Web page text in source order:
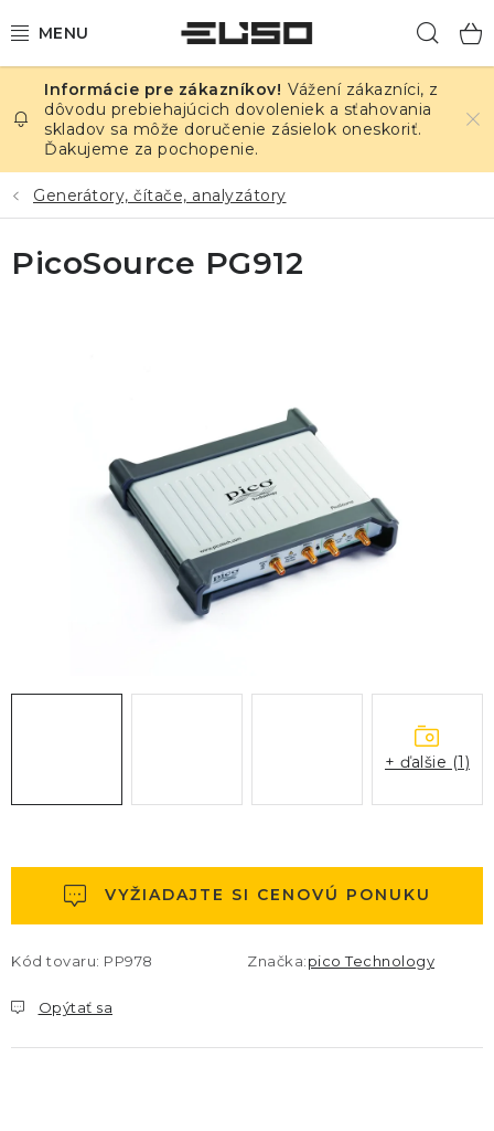
na
ELEKTRINA
TEPLOTA A VLHKOSŤ
TLAK A ÚNIKY
ZÁZNAMNÍKY
KONTAKTY
Vážení zákazníci, z
dôvodu prebiehajúcich dovoleniek a sťahovania
skladov sa môže doručenie zásielok oneskoriť.
Ďakujeme za pochopenie.
Generátory, čítače, analyzátory
VYŽIADAJTE SI CENOVÚ PONUKU
Kód tovaru: PP978 Značka:pico Technology
Opýtať sa
PicoSource PG912
+ ďalšie (1)